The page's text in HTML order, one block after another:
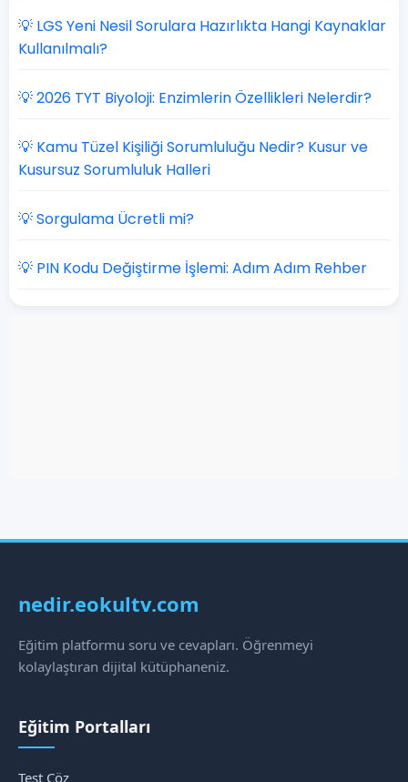
💡 LGS Yeni Nesil Sorulara Hazırlıkta Hangi Kaynaklar
Kullanılmalı?
💡 2026 TYT Biyoloji: Enzimlerin Özellikleri Nelerdir?
💡 Kamu Tüzel Kişiliği Sorumluluğu Nedir? Kusur ve
Kusursuz Sorumluluk Halleri
💡 Sorgulama Ücretli mi?
💡 PIN Kodu Değiştirme İşlemi: Adım Adım Rehber
nedir.eokultv.com
Eğitim platformu soru ve cevapları. Öğrenmeyi
kolaylaştıran dijital kütüphaneniz.
Eğitim Portalları
Test Çöz